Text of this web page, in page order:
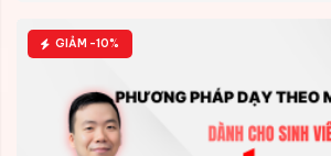
GIẢM -10%